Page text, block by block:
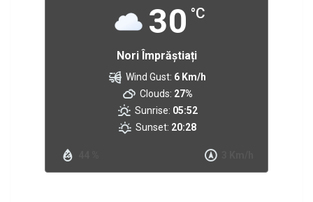
30 °C
Nori Împrăștiați
Wind Gust: 6 Km/h
Clouds: 27%
Sunrise: 05:52
Sunset: 20:28